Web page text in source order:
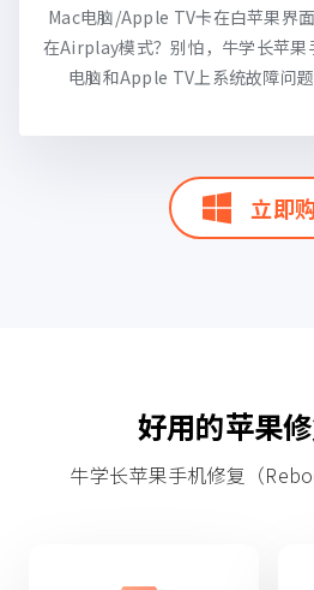
Mac电脑/Apple TV卡在白苹果界
在Airplay模式？别怕，牛学长苹果
电脑和Apple TV上系统故障问
立即
好用的苹果
牛学长苹果手机修复（